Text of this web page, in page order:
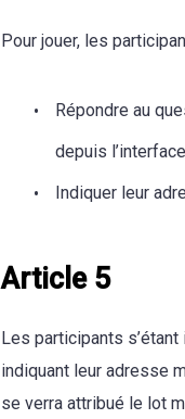
Pour jouer, les
Répondre au
depuis
Indiquer leur
Article 5
Les participants
indiquant leur adresse
se verra attribué le lot